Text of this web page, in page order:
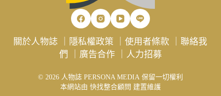
關於人物誌 隱私權政策 ｜使用者條款 ｜聯絡我
們
廣告合作｜ 人力招募
© 2026 人物誌 PERSONA MEDIA 保留一切權利
本網站由 快找整合顧問 建置維護